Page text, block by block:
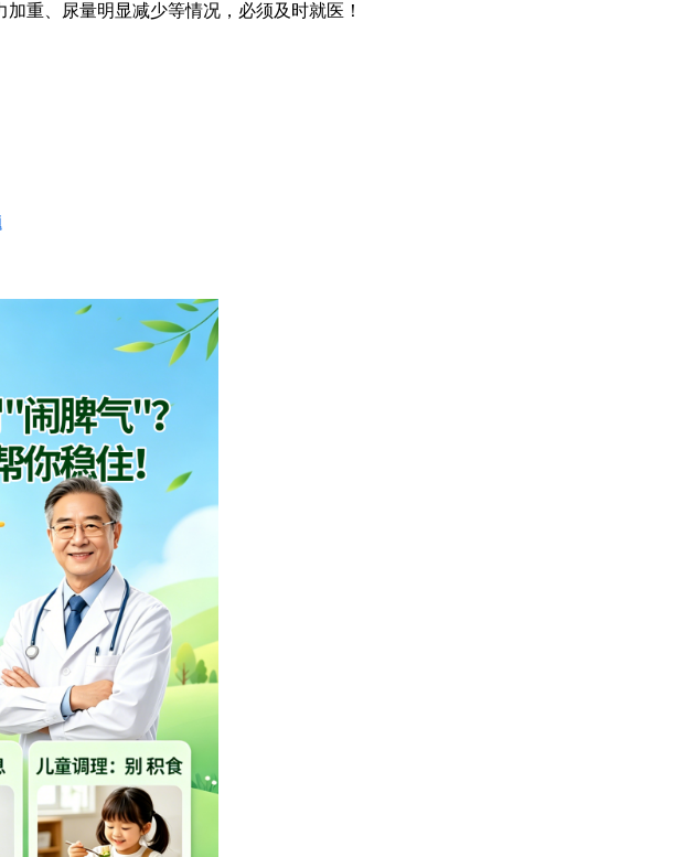
重、尿量明显减少等情况，必须及时就医！